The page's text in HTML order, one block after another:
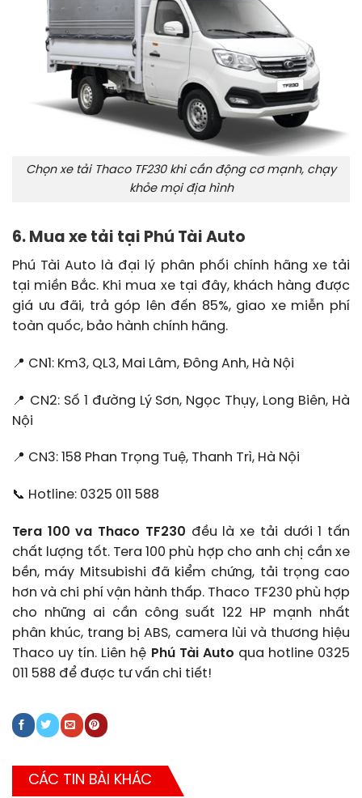
Chọn xe tải Thaco TF230 khi cần động cơ mạnh, chạy
khỏe mọi địa hình
6. Mua xe tải tại Phú Tài Auto
Phú Tài Auto là đại lý phân phối chính hãng xe tải
tại miền Bắc. Khi mua xe tại đây, khách hàng được
giá ưu đãi, trả góp lên đến 85%, giao xe miễn phí
toàn quốc, bảo hành chính hãng.
📍 CN1: Km3, QL3, Mai Lâm, Đông Anh, Hà Nội
📍 CN2: Số 1 đường Lý Sơn, Ngọc Thụy, Long Biên, Hà
Nội
📍 CN3: 158 Phan Trọng Tuệ, Thanh Trì, Hà Nội
📞 Hotline: 0325 011 588
Tera 100 va Thaco TF230 đều là xe tải dưới 1 tấn
chất lượng tốt. Tera 100 phù hợp cho anh chị cần xe
bền, máy Mitsubishi đã kiểm chứng, tải trọng cao
hơn và chi phí vận hành thấp. Thaco TF230 phù hợp
cho những ai cần công suất 122 HP mạnh nhất
phân khúc, trang bị ABS, camera lùi và thương hiệu
Thaco uy tín. Liên hệ Phú Tài Auto qua hotline 0325
011 588 để được tư vấn chi tiết!
CÁC TIN BÀI KHÁC